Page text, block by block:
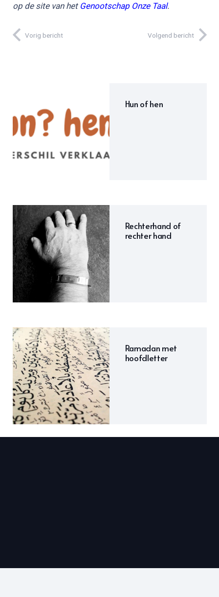
op de site van het Genootschap Onze Taal.
Vorig bericht Volgend bericht
Hun of hen
Rechterhand of
rechter hand
Ramadan met
hoofdletter